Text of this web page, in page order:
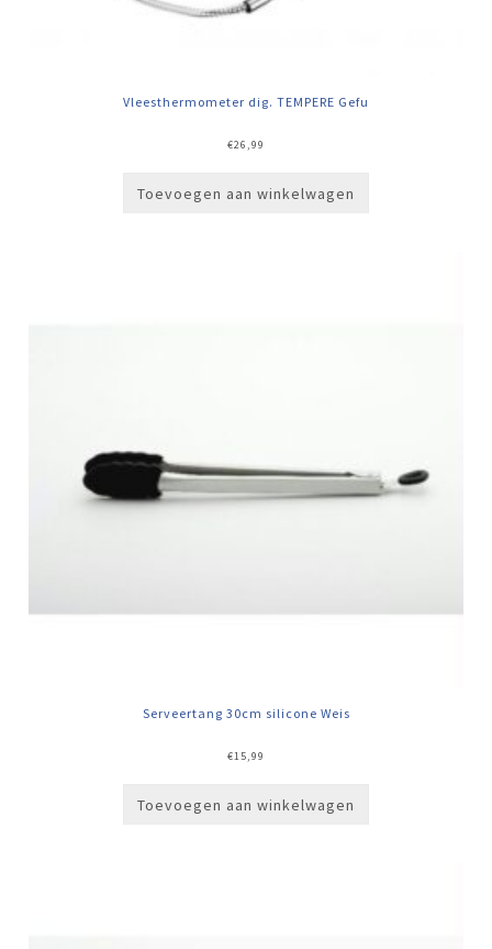
Vleesthermometer dig. TEMPERE Gefu
€26,99
Toevoegen aan winkelwagen
Serveertang 30cm silicone Weis
€15,99
Toevoegen aan winkelwagen